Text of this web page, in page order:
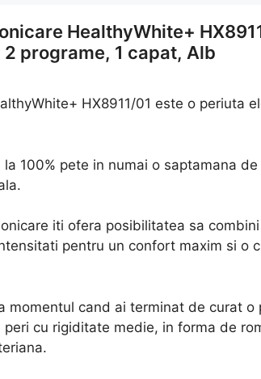
HealthyWhite+
programe, 1 capat, Alb
HX8911/01 este o periuta
100% pete in numai o saptamana
iti ofera posibilitatea sa
pentru un confort maxim si o
cand ai terminat de curat o
cu rigiditate medie, in forma de